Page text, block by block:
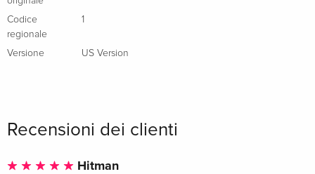
Codice
regionale
1
Versione US Version
Recensioni dei clienti
Hitman